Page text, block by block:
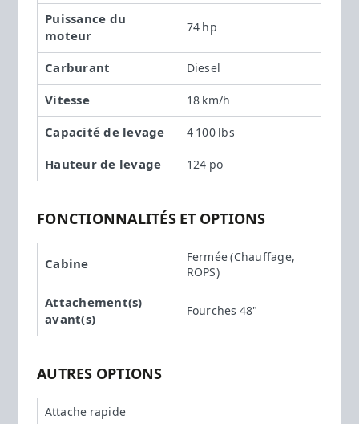
Puissance du
moteur
74 hp
Carburant Diesel
Vitesse 18 km/h
Capacité de levage 4 100 lbs
Hauteur de levage 124 po
FONCTIONNALITÉS ET OPTIONS
Cabine
Fermée (Chauffage,
ROPS)
Attachement(s)
avant(s)
Fourches 48"
AUTRES OPTIONS
Attache rapide